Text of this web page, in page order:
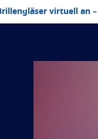
virtuell an